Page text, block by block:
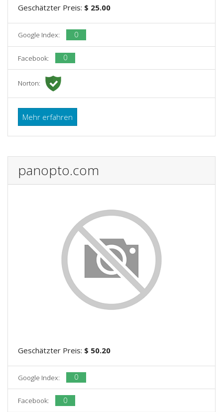
Geschätzter Preis: $ 25.00
Google Index: 0
Facebook: 0
Norton:
Mehr erfahren
panopto.com
Geschätzter Preis: $ 50.20
Google Index: 0
Facebook: 0